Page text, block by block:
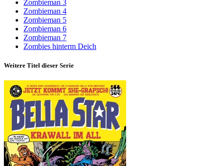
Zombieman 3
Zombieman 4
Zombieman 5
Zombieman 6
Zombieman 7
Zombies hinterm Deich
Weitere Titel dieser Serie